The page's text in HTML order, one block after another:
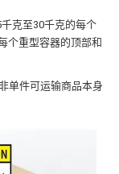
克至30千克的每个
个重型容器的顶部和
单件可运输商品本身